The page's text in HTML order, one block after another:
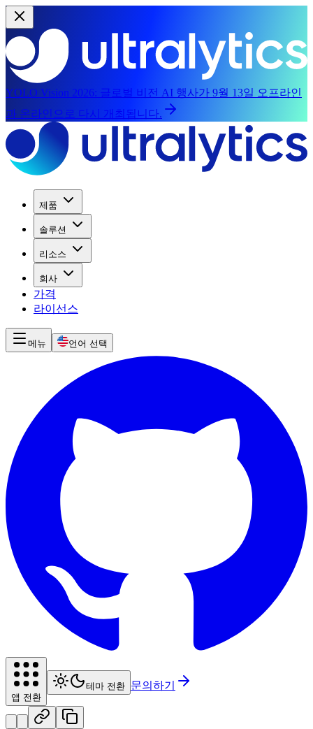
YOLO Vision 2026: 글로벌 비전 AI 행사가 9월 13일 오프라인
과 온라인으로 다시 개최됩니다.
제품
솔루션
리소스
회사
가격
라이선스
메뉴 언어 선택
앱 전환
테마 전환 문의하기